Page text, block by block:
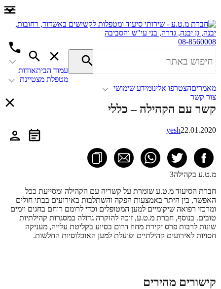
08-8560008
עמוד הביתאודות
מטפלת מצטיינת
מאמריםהצטרפו אלינומידע שימושי
צור קשר
קשר עם הקהילה – כללי
yesh22.01.2020
מ.ט.ע בקהילה3
חברת הסיעוד מ.ט.ע שומרת על קשריה עם הקהילה ומסייעת ככל
האפשר, בין היתר באמצעות הפקה והשתלבות באירועים בבתי חולים
ומרכזי רפואה שיקומיים למען המטופלים וכדי לרומם רוחם בחגים וימים
טובים. בנוסף, חברת מ.ט.ע, זוכה להוקרה גדולה במסגרות קהילתיות
שונות לרבות פרס יקירת מחוז דרום בסיוע בקליטת עלייה, מעניקה
חסויות לאירועים קהילתיים ופועלת למען האוכלוסיות החלשות.
קישורים מהירים